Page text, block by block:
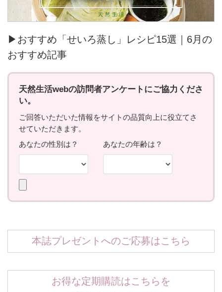
▶おすすめ「せいろ蒸し」レシピ15選｜6月の
おすすめ記事
本誌プレゼントへのご応募はこちら
お得な定期購読はこちらを